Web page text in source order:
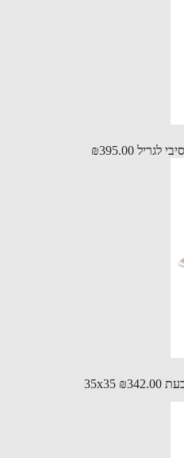
₪395.00
₪342.00